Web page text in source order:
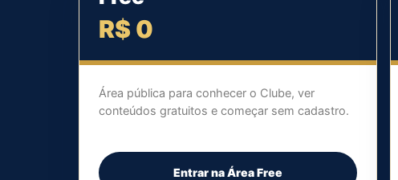
R$ 0
Área pública para conhecer o Clube, ver
conteúdos gratuitos e começar sem cadastro.
Entrar na Área Free